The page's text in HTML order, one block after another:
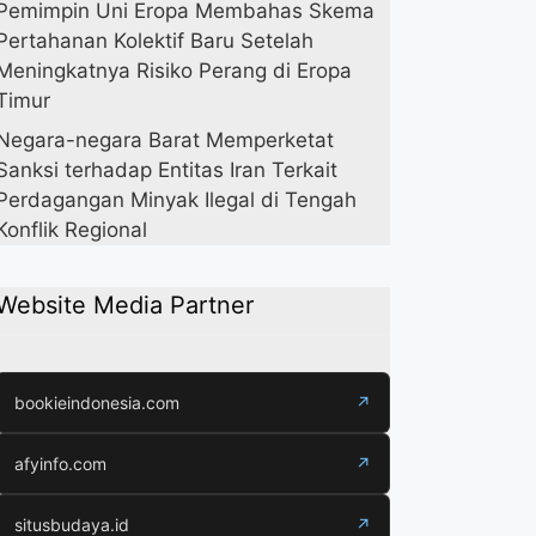
Uni Eropa Membahas Skema
Kolektif Baru Setelah
Risiko Perang di Eropa
negara Barat Memperketat
terhadap Entitas Iran Terkait
Minyak Ilegal di Tengah
Regional
Media Partner
bookieindonesia.com ↗
afyinfo.com ↗
situsbudaya.id ↗